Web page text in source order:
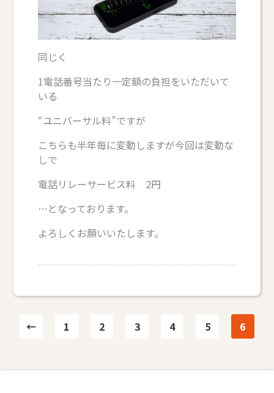
同じく
1電話番号当たり一定額の負担をいただいて
いる
“ユニバーサル料”ですが
こちらも半年毎に変動しますが今回は変動な
しで
電話リレーサービス料 2円
…となっております。
よろしくお願いいたします。
← 1 2 3 4 5 6